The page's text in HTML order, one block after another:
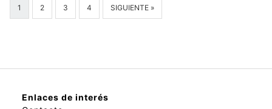
1 2 3 4 SIGUIENTE »
Enlaces de interés